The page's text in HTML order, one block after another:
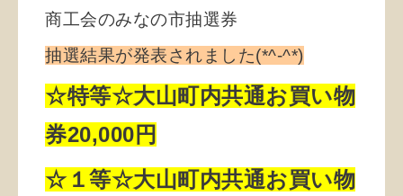
商工会のみなの市抽選券
抽選結果が発表されました(*^-^*)
☆特等☆大山町内共通お買い物
券20,000円
☆１等☆大山町内共通お買い物